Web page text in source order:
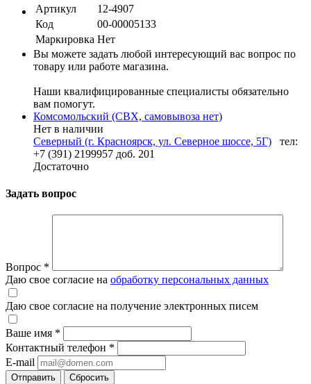
Артикул
12-4907
Код
00-00005133
Маркировка Нет
Вы можете задать любой интересующий вас вопрос по
товару или работе магазина.
Наши квалифицированные специалисты обязательно
вам помогут.
Комсомольский (СВХ, самовывоза нет)
Нет в наличии
Северный (г. Красноярск, ул. Северное шоссе, 5Г)
тел:
+7 (391) 2199957 доб. 201
Достаточно
Задать вопрос
Вопрос *
Даю свое согласие на обработку персональных данных
Даю свое согласие на получение электронных писем
Ваше имя *
Контактный телефон *
E-mail
Отправить Сбросить